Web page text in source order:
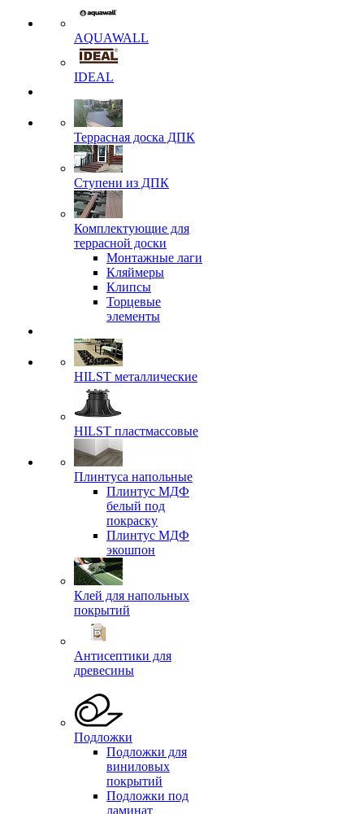
AQUAWALL
IDEAL
Террасная доска ДПК
Ступени из ДПК
Комплектующие для
террасной доски
Монтажные лаги
Кляймеры
Клипсы
Торцевые
элементы
HILST металлические
HILST пластмассовые
Плинтуса напольные
Плинтус МДФ
белый под
покраску
Плинтус МДФ
экошпон
Клей для напольных
покрытий
Антисептики для
древесины
Подложки
Подложки для
виниловых
покрытий
Подложки под
ламинат